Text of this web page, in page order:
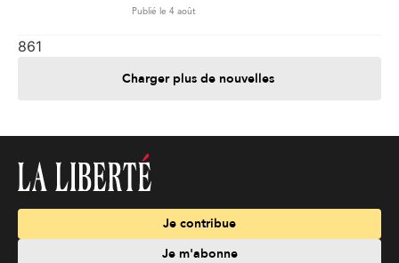
Publié le 4 août
861
Charger plus de nouvelles
Je contribue
Je m'abonne